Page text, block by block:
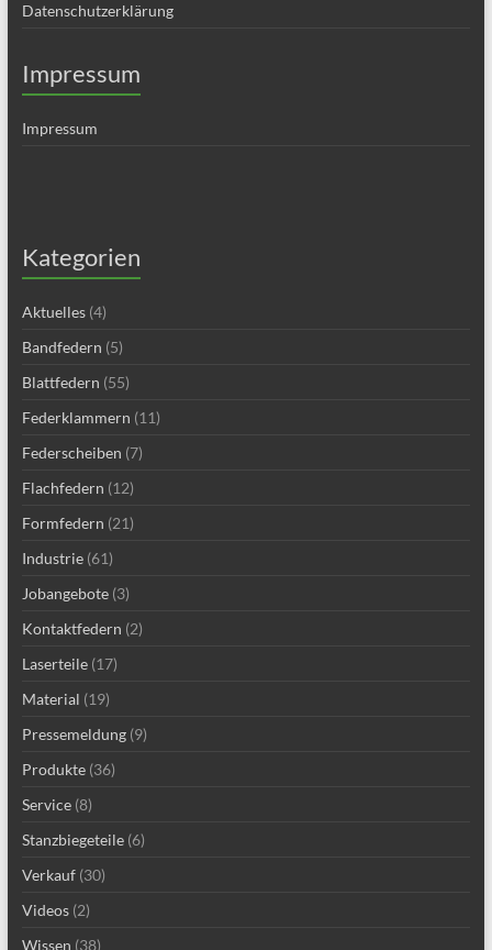
Datenschutzerklärung
Impressum
Impressum
Kategorien
Aktuelles(4)
Bandfedern (5)
Blattfedern (55)
Federklammern (11)
Federscheiben (7)
Flachfedern (12)
Formfedern (21)
Industrie(61)
Jobangebote(3)
Kontaktfedern (2)
Laserteile(17)
Material (19)
Pressemeldung(9)
Produkte(36)
Service(8)
Stanzbiegeteile(6)
Verkauf(30)
Videos(2)
Wissen (38)